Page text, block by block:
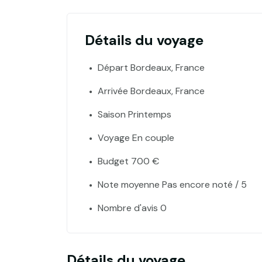
Détails du voyage
Départ Bordeaux, France
Arrivée Bordeaux, France
Saison Printemps
Voyage En couple
Budget 700 €
Note moyenne Pas encore noté / 5
Nombre d'avis 0